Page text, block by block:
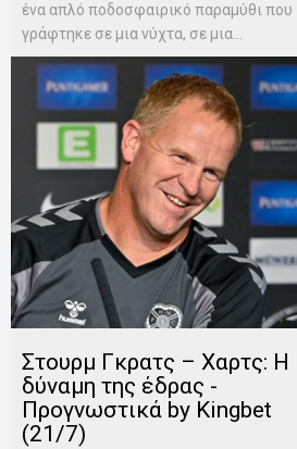
ένα απλό ποδοσφαιρικό παραμύθι που
γράφτηκε σε μια νύχτα, σε μια...
Στουρμ Γκρατς – Χαρτς: Η
δύναμη της έδρας -
Προγνωστικά by Kingbet
(21/7)